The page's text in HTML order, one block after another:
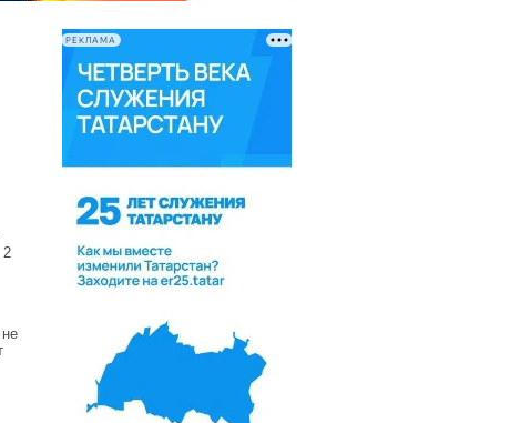
2
РЕКЛАМА